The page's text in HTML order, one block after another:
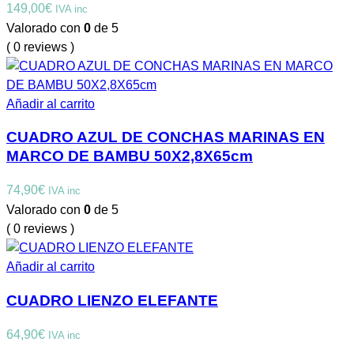
149,00€ IVA inc
Valorado con 0 de 5
( 0 reviews )
Añadir al carrito
CUADRO AZUL DE CONCHAS MARINAS EN
MARCO DE BAMBU 50X2,8X65cm
74,90€ IVA inc
Valorado con 0 de 5
( 0 reviews )
Añadir al carrito
CUADRO LIENZO ELEFANTE
64,90€ IVA inc